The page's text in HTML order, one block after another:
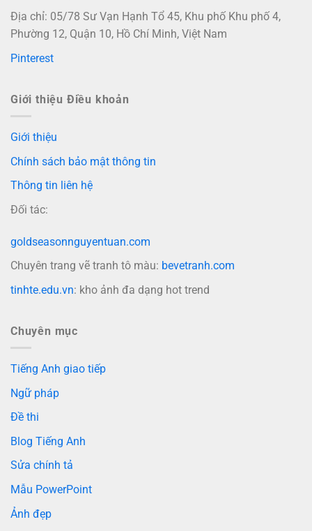
Địa chỉ: 05/78 Sư Vạn Hạnh Tổ 45, Khu phố Khu phố 4,
Phường 12, Quận 10, Hồ Chí Minh, Việt Nam
Pinterest
Giới thiệu Điều khoản
Giới thiệu
Chính sách bảo mật thông tin
Thông tin liên hệ
Đối tác:
goldseasonnguyentuan.com
Chuyên trang vẽ tranh tô màu: bevetranh.com
tinhte.edu.vn: kho ảnh đa dạng hot trend
Chuyên mục
Tiếng Anh giao tiếp
Ngữ pháp
Đề thi
Blog Tiếng Anh
Sửa chính tả
Mẫu PowerPoint
Ảnh đẹp